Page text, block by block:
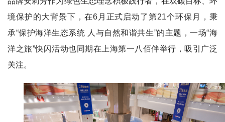
境保护的大背景下，在6月正式启动了第21个环保月，秉
承“保护海洋生态系统 人与自然和谐共生”的主题，一场“海
洋之旅”快闪活动也同期在上海第一八佰伴举行，吸引广泛
关注。